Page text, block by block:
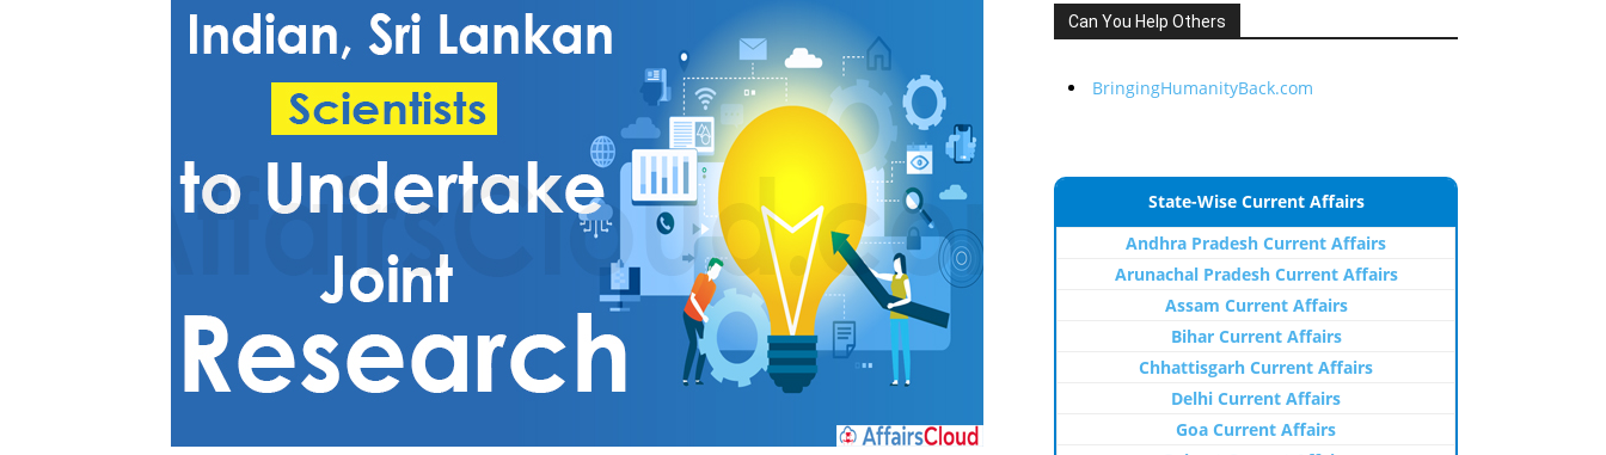
Can You Help Others
BringingHumanityBack.com
State-Wise Current Affairs
Andhra Pradesh Current Affairs
Arunachal Pradesh Current Affairs
Assam Current Affairs
Bihar Current Affairs
Chhattisgarh Current Affairs
Delhi Current Affairs
Goa Current Affairs